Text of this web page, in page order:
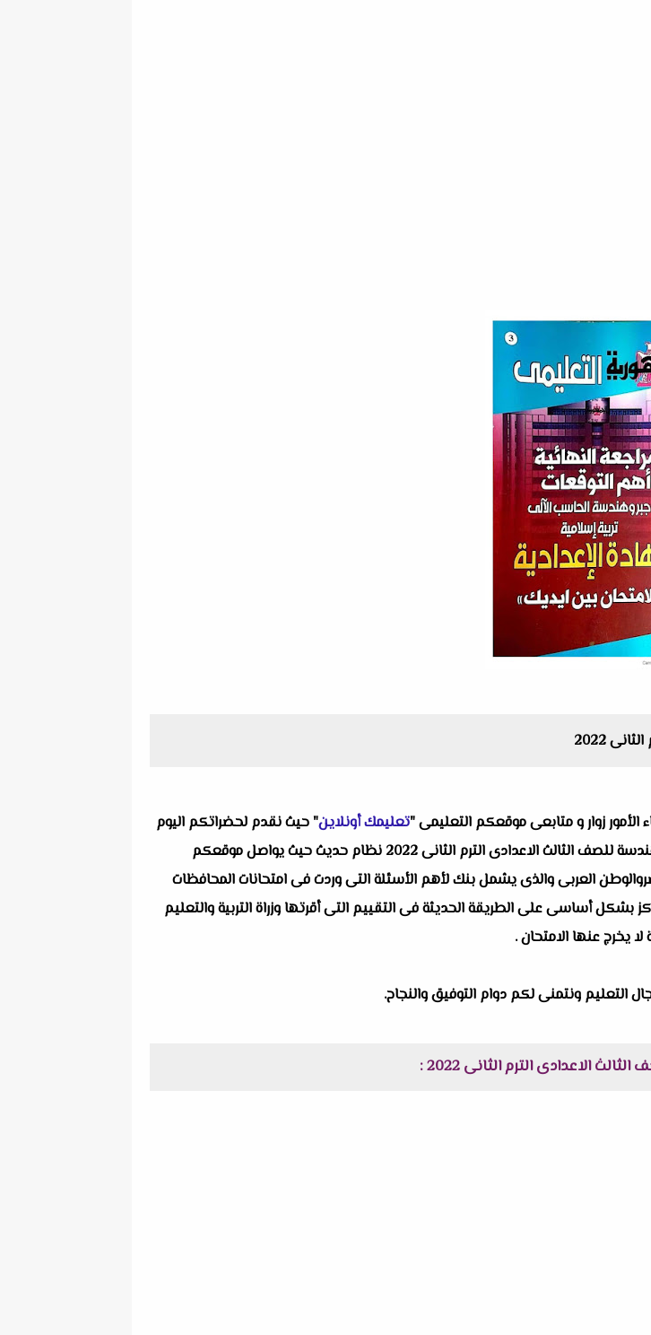
2022
الأمور زوار و متابعى موقعكم التعليمى "تعليمك أونلاين" حيث نقدم لحضراتكم اليوم
واحد من انفراداتنا التعليمية ألا وهو مراجعة الجمهورية بالاجابات فى الهندسة للصف الثالث الاعدادى الترم الثانى 2022 نظام حديث حيث يواصل موقعكم
العربى والذى يشمل بنك لأهم الأسئلة التى وردت فى امتحانات المحافظات
أساسى على الطريقة الحديثة فى التقييم التى أقرتها وزراة التربية والتعليم
يخرج عنها الامتحان .
التعليم ونتمنى لكم دوام التوفيق والنجاح.
الاعدادى الترم الثانى 2022 :